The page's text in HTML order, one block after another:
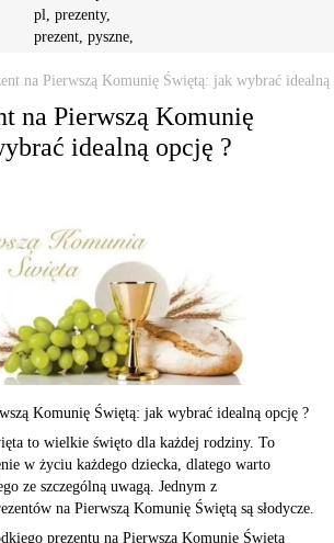
na Pierwszą Komunię Świętą: jak wybrać idealną
na Pierwszą Komunię
idealną opcję ?
Komunię Świętą: jak wybrać idealną opcję ?
to wielkie święto dla każdej rodziny. To
w życiu każdego dziecka, dlatego warto
ze szczególną uwagą. Jednym z
na Pierwszą Komunię Świętą są słodycze.
prezentu na Pierwszą Komunię Świętą